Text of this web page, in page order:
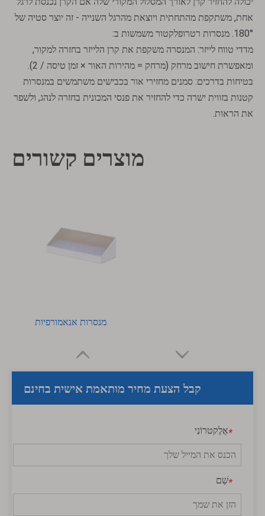
אחת, משתקפת מהתחתית ויוצאת מהרגל השנייה - זה יוצר סטיה של
180°. מנסרות רטרופלקטור משמשות ב:
מדדי טווח לייזר: המנסרה משקפת את קרן הלייזר בחזרה למקור,
ומאפשרת חישוב מרחק (מרחק = מהירות האור × זמן טיסה / 2).
בטיחות בדרכים: סמנים מחזירי אור בכבישים משתמשים במנסרות
קטנות בזווית ישרה כדי להחזיר את פנסי המכונית בחזרה לנהג, ולשפר
את הראות.
מוצרים קשורים
מנסרות אנאמורפיות
קבל הצעת מחיר מותאמת אישית בחינם
*אֶלֶקטרוֹנִי
*שֵׁם